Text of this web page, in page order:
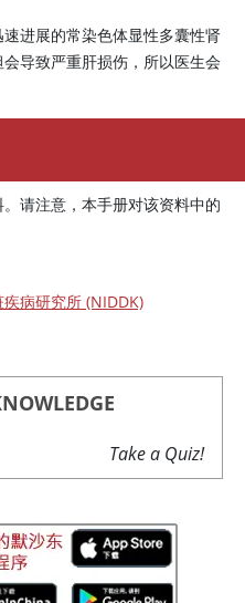
进展的常染色体显性多囊性肾
导致严重肝损伤，所以医生会
请注意，本手册对该资料中的
病研究所 (NIDDK)
Take a Quiz!